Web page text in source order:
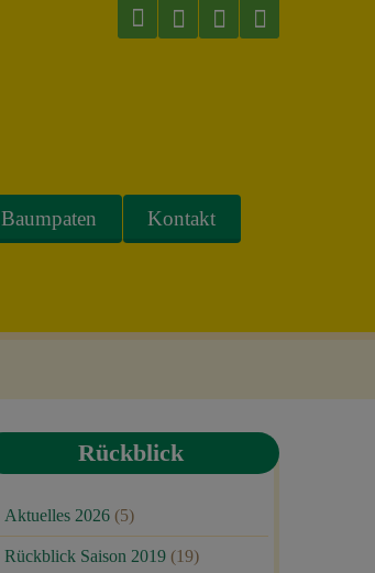
Baumpaten Kontakt
Rückblick
Aktuelles 2026 (5)
Rückblick Saison 2019 (19)